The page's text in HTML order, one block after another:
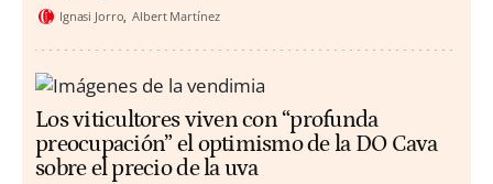
Ignasi Jorro Albert Martínez
Los viticultores viven con “profunda
preocupación” el optimismo de la DO Cava
sobre el precio de la uva